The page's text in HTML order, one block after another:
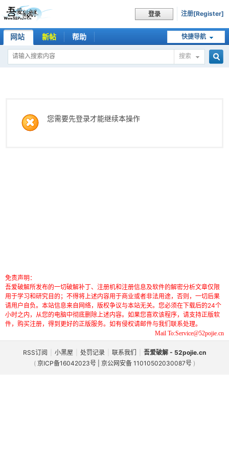
登录 注册[Register]
快捷导航
网站 新帖 帮助
搜索
您需要先登录才能继续本操作
免责声明：
吾爱破解所发布的一切破解补丁、注册机和注册信息及软件的解密分析文章仅限
用于学习和研究目的；不得将上述内容用于商业或者非法用途，否则，一切后果
请用户自负。本站信息来自网络，版权争议与本站无关。您必须在下载后的24个
小时之内，从您的电脑中彻底删除上述内容。如果您喜欢该程序，请支持正版软
件，购买注册，得到更好的正版服务。如有侵权请邮件与我们联系处理。
Mail To:Service@52pojie.cn
RSS订阅 小黑屋 处罚记录 联系我们
吾爱破解 - 52pojie.cn
( 京ICP备16042023号 | 京公网安备 11010502030087号 )